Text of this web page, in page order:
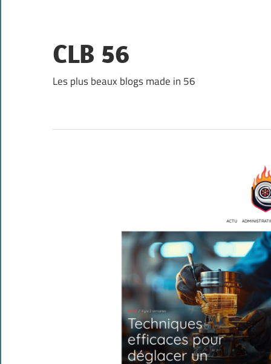
content
CLB 56
Les plus beaux blogs made in 56